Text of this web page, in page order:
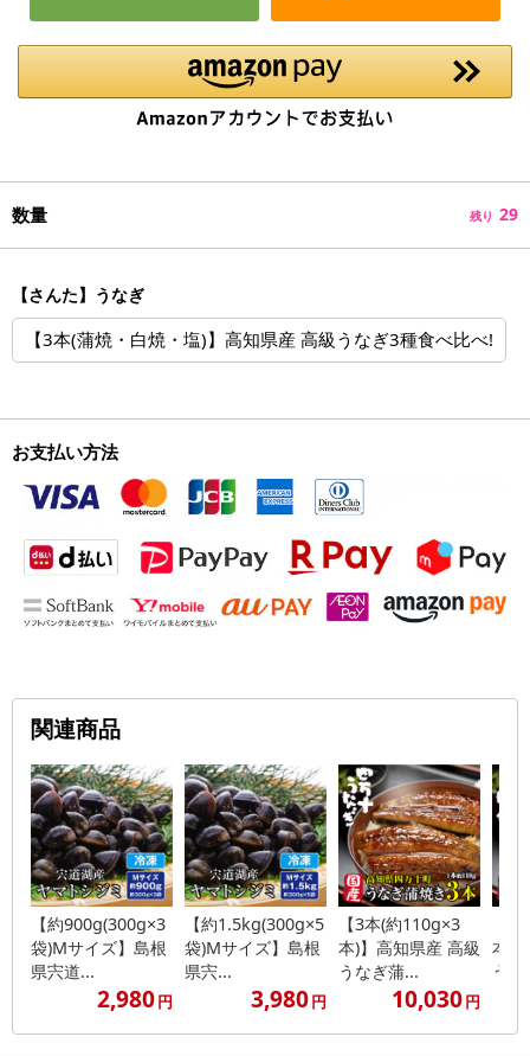
数量 残り 29
【さんた】うなぎ
【3本(蒲焼・白焼・塩)】高知県産 高級うなぎ3種食べ比べ!
お支払い方法
関連商品
【約900g(300g×3
袋)Mサイズ】島根
県宍道...
2,980円
【約1.5kg(300g×5
袋)Mサイズ】島根
県宍...
3,980円
【3本(約110g×3
本)】高知県産 高級
うなぎ蒲...
10,030円
本)
う